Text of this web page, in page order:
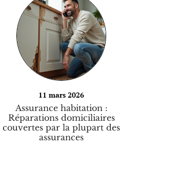
11 mars 2026
Assurance habitation :
Réparations domiciliaires
couvertes par la plupart des
assurances